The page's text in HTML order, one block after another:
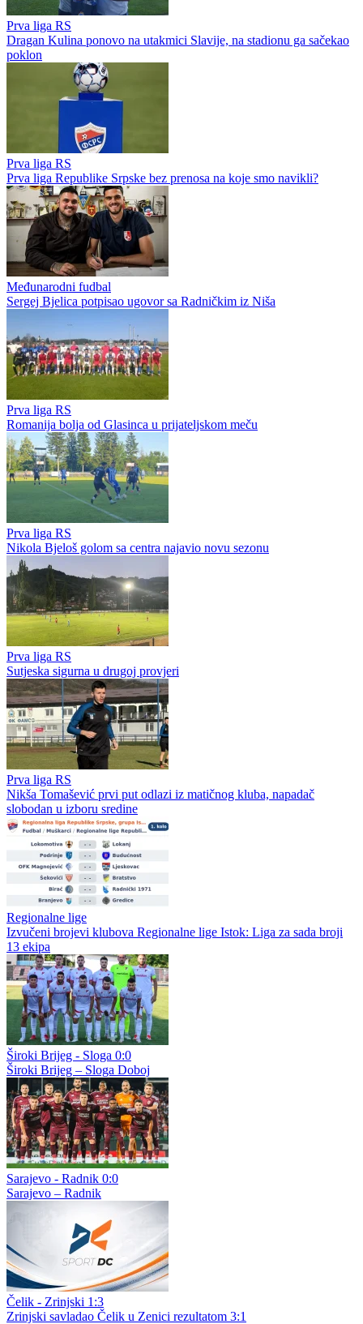
Prva liga RS
Dragan Kulina ponovo na utakmici Slavije, na stadionu ga sačekao
poklon
Prva liga RS
Prva liga Republike Srpske bez prenosa na koje smo navikli?
Međunarodni fudbal
Sergej Bjelica potpisao ugovor sa Radničkim iz Niša
Prva liga RS
Romanija bolja od Glasinca u prijateljskom meču
Prva liga RS
Nikola Bjeloš golom sa centra najavio novu sezonu
Prva liga RS
Sutjeska sigurna u drugoj provjeri
Prva liga RS
Nikša Tomašević prvi put odlazi iz matičnog kluba, napadač
slobodan u izboru sredine
Regionalne lige
Izvučeni brojevi klubova Regionalne lige Istok: Liga za sada broji
13 ekipa
Široki Brijeg - Sloga 0:0
Široki Brijeg – Sloga Doboj
Sarajevo - Radnik 0:0
Sarajevo – Radnik
Čelik - Zrinjski 1:3
Zrinjski savladao Čelik u Zenici rezultatom 3:1